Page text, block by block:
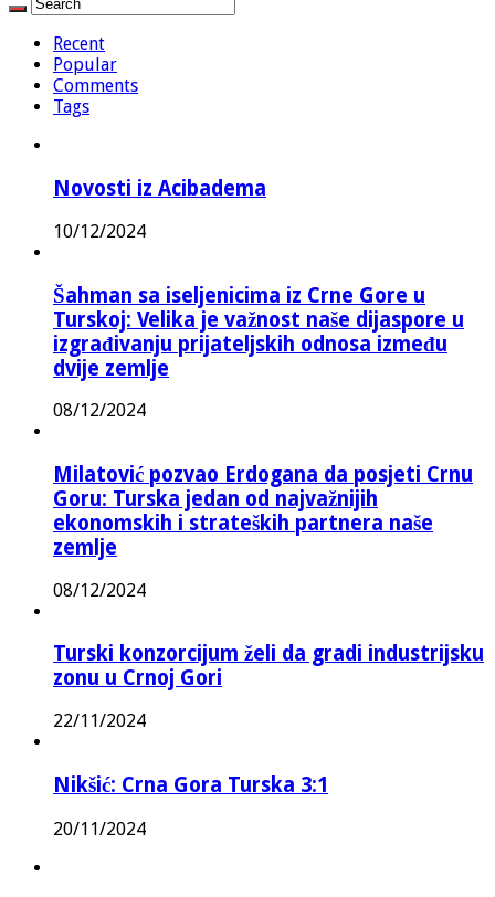
Recent
Popular
Comments
Tags
Novosti iz Acibadema
10/12/2024
Šahman sa iseljenicima iz Crne Gore u
Turskoj: Velika je važnost naše dijaspore u
izgrađivanju prijateljskih odnosa između
dvije zemlje
08/12/2024
Milatović pozvao Erdogana da posjeti Crnu
Goru: Turska jedan od najvažnijih
ekonomskih i strateških partnera naše
zemlje
08/12/2024
Turski konzorcijum želi da gradi industrijsku
zonu u Crnoj Gori
22/11/2024
Nikšić: Crna Gora Turska 3:1
20/11/2024